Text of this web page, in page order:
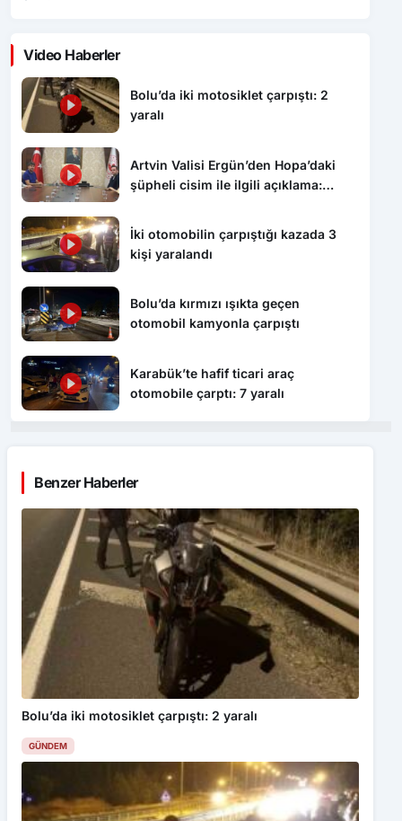
Video Haberler
Bolu’da iki motosiklet çarpıştı: 2
yaralı
Artvin Valisi Ergün’den Hopa’daki
şüpheli cisim ile ilgili açıklama:
yeniden trafiğe açıldı”
İki otomobilin çarpıştığı kazada 3
kişi yaralandı
Bolu’da kırmızı ışıkta geçen
otomobil kamyonla çarpıştı
Karabük’te hafif ticari araç
otomobile çarptı: 7 yaralı
Benzer Haberler
Bolu’da iki motosiklet çarpıştı: 2 yaralı
GÜNDEM